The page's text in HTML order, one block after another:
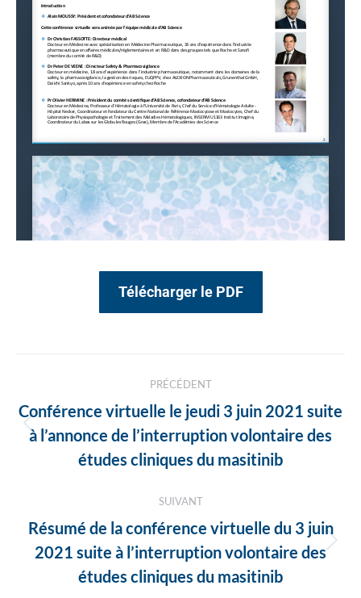
Télécharger le PDF
des
articles
PRÉCÉDENT
Article
précédent
Conférence virtuelle le jeudi 3 juin 2021 suite
à l’annonce de l’interruption volontaire des
études cliniques du masitinib
SUIVANT
Article
suivant
Résumé de la conférence virtuelle du 3 juin
2021 suite à l’interruption volontaire des
études cliniques du masitinib